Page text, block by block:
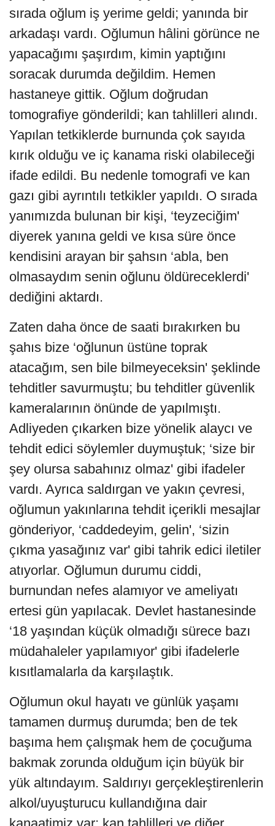
sırada oğlum iş yerime geldi; yanında bir
arkadaşı vardı. Oğlumun hâlini görünce ne
yapacağımı şaşırdım, kimin yaptığını
soracak durumda değildim. Hemen
hastaneye gittik. Oğlum doğrudan
tomografiye gönderildi; kan tahlilleri alındı.
Yapılan tetkiklerde burnunda çok sayıda
kırık olduğu ve iç kanama riski olabileceği
ifade edildi. Bu nedenle tomografi ve kan
gazı gibi ayrıntılı tetkikler yapıldı. O sırada
yanımızda bulunan bir kişi, ‘teyzeciğim'
diyerek yanına geldi ve kısa süre önce
kendisini arayan bir şahsın ‘abla, ben
olmasaydım senin oğlunu öldüreceklerdi'
dediğini aktardı.
Zaten daha önce de saati bırakırken bu
şahıs bize ‘oğlunun üstüne toprak
atacağım, sen bile bilmeyeceksin' şeklinde
tehditler savurmuştu; bu tehditler güvenlik
kameralarının önünde de yapılmıştı.
Adliyeden çıkarken bize yönelik alaycı ve
tehdit edici söylemler duymuştuk; ‘size bir
şey olursa sabahınız olmaz' gibi ifadeler
vardı. Ayrıca saldırgan ve yakın çevresi,
oğlumun yakınlarına tehdit içerikli mesajlar
gönderiyor, ‘caddedeyim, gelin', ‘sizin
çıkma yasağınız var' gibi tahrik edici iletiler
atıyorlar. Oğlumun durumu ciddi,
burnundan nefes alamıyor ve ameliyatı
ertesi gün yapılacak. Devlet hastanesinde
‘18 yaşından küçük olmadığı sürece bazı
müdahaleler yapılamıyor' gibi ifadelerle
kısıtlamalarla da karşılaştık.
Oğlumun okul hayatı ve günlük yaşamı
tamamen durmuş durumda; ben de tek
başıma hem çalışmak hem de çocuğuma
bakmak zorunda olduğum için büyük bir
yük altındayım. Saldırıyı gerçekleştirenlerin
alkol/uyuşturucu kullandığına dair